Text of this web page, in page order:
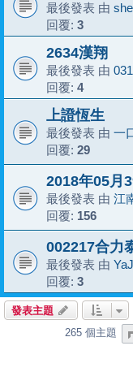
最後發表 由
回覆: 3
2634漢翔
最後發表 由
回覆: 4
上證恆生
最後發表 由 一
回覆: 29
2018年05月
最後發表 由 江
回覆: 156
002217合力
最後發表 由
回覆: 3
發表主題
265 個主題